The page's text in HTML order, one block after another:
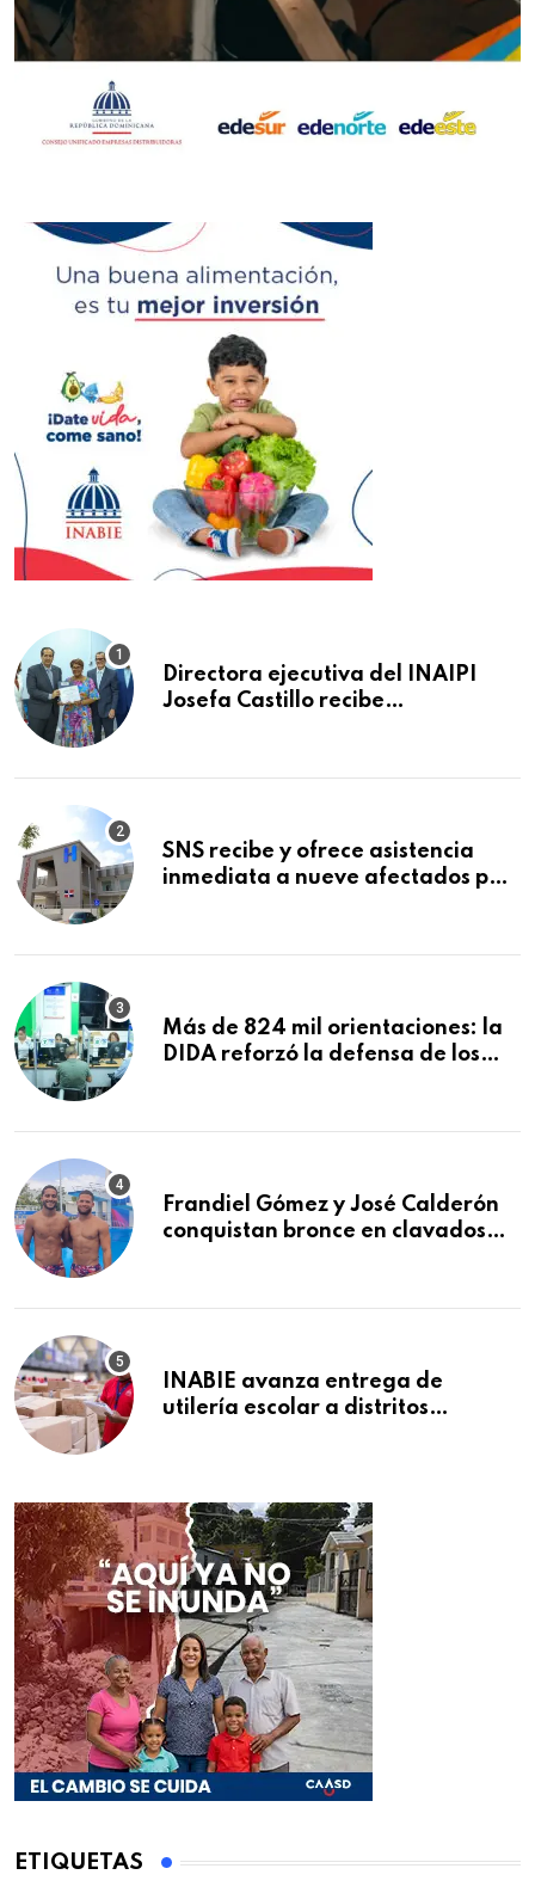
Directora ejecutiva del INAIPI
Josefa Castillo recibe
SNS recibe y ofrece asistencia
inmediata a nueve afectados por
Macorís
Más de 824 mil orientaciones: la
DIDA reforzó la defensa de los
Frandiel Gómez y José Calderón
conquistan bronce en clavados
INABIE avanza entrega de
utilería escolar a distritos
ETIQUETAS